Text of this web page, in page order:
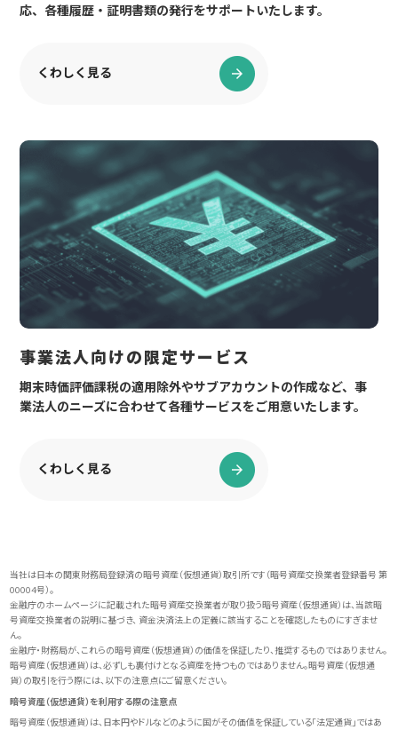
応、​各種履歴・証明書類の​発行を​サポートいたします。​
くわしく見る
事業法人向けの限定サービス
期末時価評価課税の適用除外やサブアカウントの作成など、事
業法人のニーズに合わせて各種サービスをご用意いたします。
くわしく見る
当社は日本の関東財務局登録済の暗号資産（仮想通貨）取引所です（暗号資産交換業者登録番号 第
00004号）。
金融庁のホームページに記載された暗号資産交換業者が取り扱う暗号資産（仮想通貨）は、当該暗
号資産交換業者の説明に基づき、 資金決済法上の定義に該当することを確認したものにすぎませ
ん。
金融庁・財務局が、これらの暗号資産（仮想通貨）の価値を保証したり、推奨するものではありません。
暗号資産（仮想通貨）は、必ずしも裏付けとなる資産を持つものではありません。暗号資産（仮想通
貨）の取引を行う際には、以下の注意点にご留意ください。
暗号資産（仮想通貨）を利用する際の注意点
暗号資産（仮想通貨）は、日本円やドルなどのように国がその価値を保証している「法定通貨」ではあ